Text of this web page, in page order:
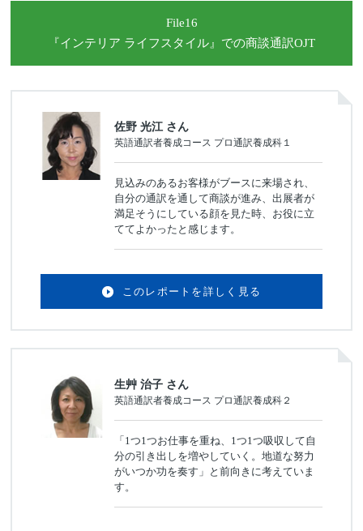
File16
『インテリア ライフスタイル』 での商談通訳OJT
佐野 光江 さん
英語通訳者養成コース プロ通訳養成科１
見込みのあるお客様がブースに来場され、
自分の通訳を通して商談が進み、出展者が
満足そうにしている顔を見た時、お役に立
ててよかったと感じます。
このレポートを詳しく見る
生艸 治子 さん
英語通訳者養成コース プロ通訳養成科２
「1つ1つお仕事を重ね、1つ1つ吸収して自
分の引き出しを増やしていく。地道な努力
がいつか功を奏す」と前向きに考えていま
す。